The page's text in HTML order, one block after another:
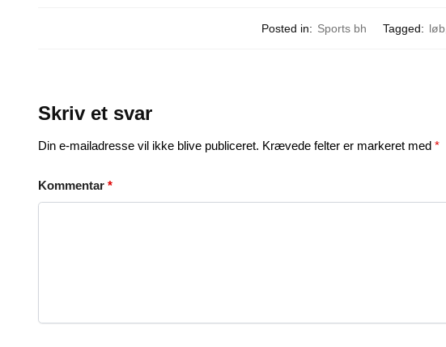
Posted in: Sports bh Tagged: løb,
Skriv et svar
Din e-mailadresse vil ikke blive publiceret. Krævede felter er markeret med*
Kommentar*